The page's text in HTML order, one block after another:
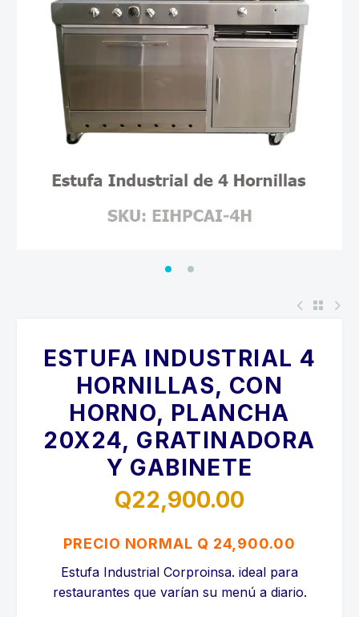
ESTUFA INDUSTRIAL 4
HORNILLAS, CON
HORNO, PLANCHA
20X24, GRATINADORA
Y GABINETE
Q22,900.00
PRECIO NORMAL Q 24,900.00
Estufa Industrial Corproinsa. ideal para
restaurantes que varían su menú a diario.